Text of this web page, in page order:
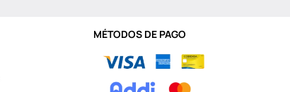
MÉTODOS DE PAGO